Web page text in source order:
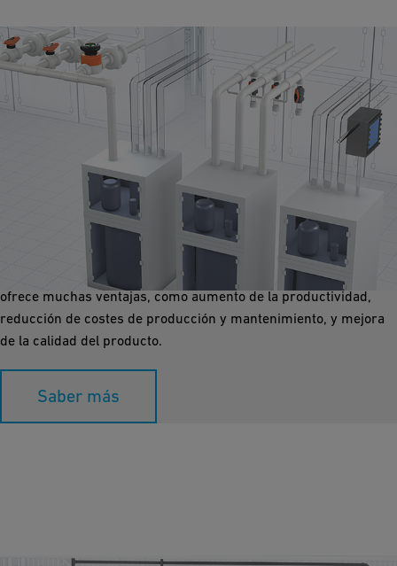
Distribución de Productos Químicos
Transportar productos químicos en la mayor calidad, diferentes
concentraciones y dosificación exacta es obligatorio. Elegir el
sistema de tuberías adecuado, que incluya automatización,
ofrece muchas ventajas, como aumento de la productividad,
reducción de costes de producción y mantenimiento, y mejora
de la calidad del producto.
Saber más